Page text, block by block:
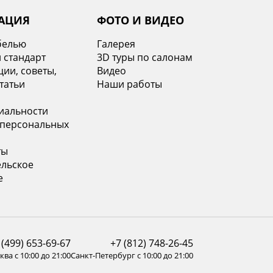
советы,
ФОТО И ВИДЕО
Галерея
3D туры по салонам
Видео
Наши работы
653-69-67
с 10:00 до 21:00
+7 (812) 748-26-45
Санкт-Петербург с 10:00 до 21:00